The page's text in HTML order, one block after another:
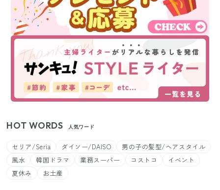
HOT WORDS 人気ワード
セリア/Seria ダイソー/DAISO
男の子の髪型/ヘアスタイル
風水
韓国ドラマ 業務スーパー コストコ
イベント
夏休み
お土産